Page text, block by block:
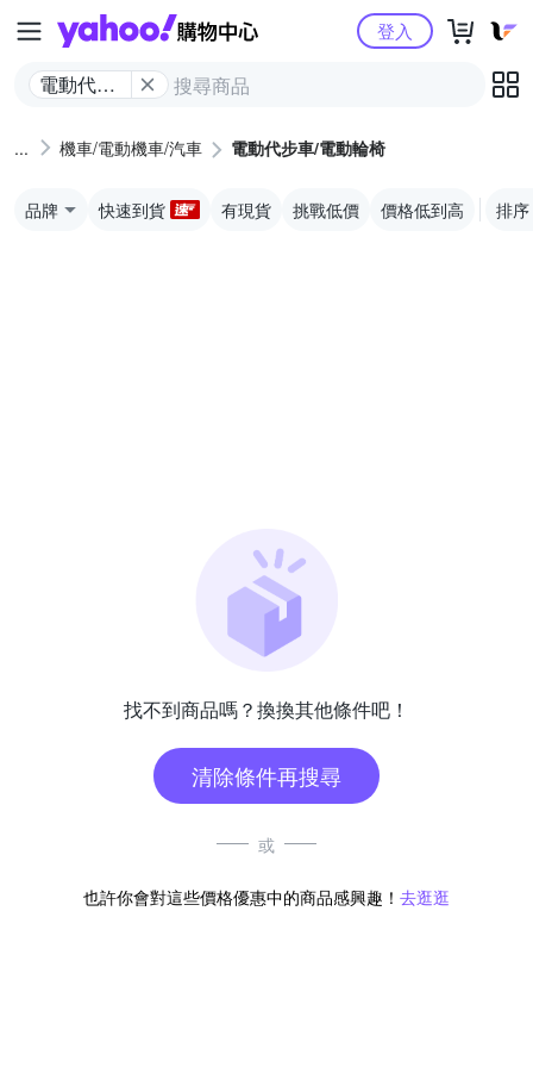
Yahoo購物中心
電動代步
椅
登入
機車/電動機車/汽車 電動代步車/電動輪椅
品牌 快速到貨 有現貨 挑戰低價 價格低到高 排序
找不到商品嗎？換換其他條件吧！
清除條件再搜尋
或
也許你會對這些價格優惠中的商品感興趣！ 去逛逛